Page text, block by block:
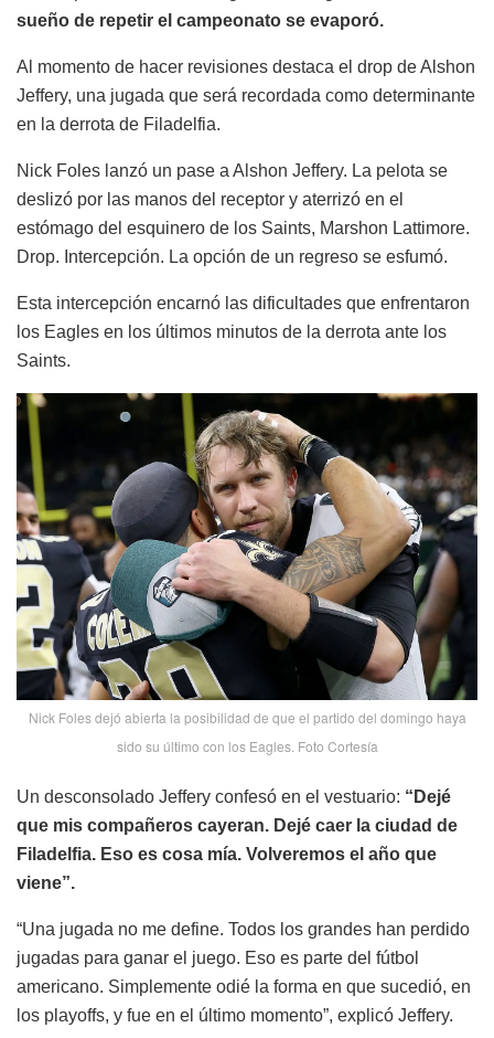
sueño de repetir el campeonato se evaporó.
Al momento de hacer revisiones destaca el drop de Alshon
Jeffery, una jugada que será recordada como determinante
en la derrota de Filadelfia.
Nick Foles lanzó un pase a Alshon Jeffery. La pelota se
deslizó por las manos del receptor y aterrizó en el
estómago del esquinero de los Saints, Marshon Lattimore.
Drop. Intercepción. La opción de un regreso se esfumó.
Esta intercepción encarnó las dificultades que enfrentaron
los Eagles en los últimos minutos de la derrota ante los
Saints.
Nick Foles dejó abierta la posibilidad de que el partido del domingo haya
sido su último con los Eagles. Foto Cortesía
Un desconsolado Jeffery confesó en el vestuario: “Dejé
que mis compañeros cayeran. Dejé caer la ciudad de
Filadelfia. Eso es cosa mía. Volveremos el año que
viene”.
“Una jugada no me define. Todos los grandes han perdido
jugadas para ganar el juego. Eso es parte del fútbol
americano. Simplemente odié la forma en que sucedió, en
los playoffs, y fue en el último momento”, explicó Jeffery.